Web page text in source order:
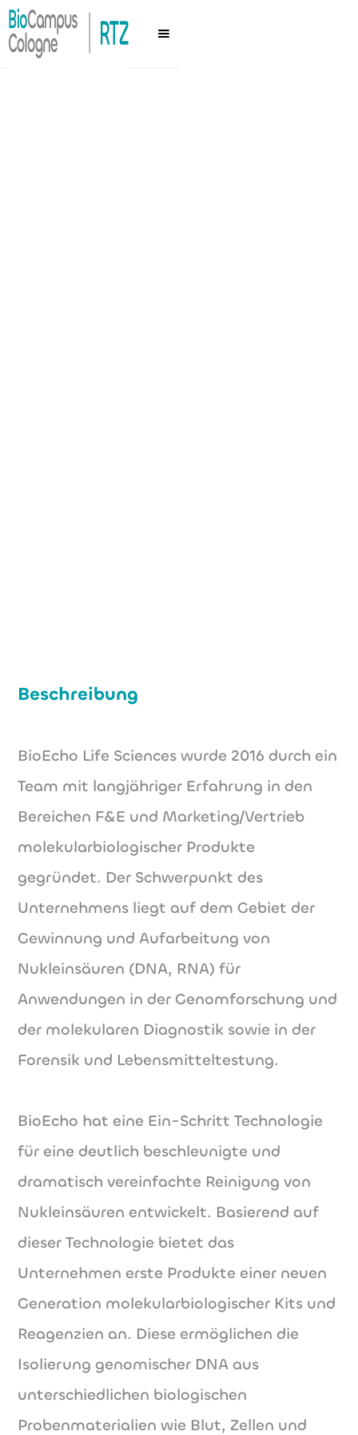
Beschreibung
BioEcho Life Sciences wurde 2016 durch ein
Team mit langjähriger Erfahrung in den
Bereichen F&E und Marketing/Vertrieb
molekularbiologischer Produkte
gegründet. Der Schwerpunkt des
Unternehmens liegt auf dem Gebiet der
Gewinnung und Aufarbeitung von
Nukleinsäuren (DNA, RNA) für
Anwendungen in der Genomforschung und
der molekularen Diagnostik sowie in der
Forensik und Lebensmitteltestung.
BioEcho hat eine Ein-Schritt Technologie
für eine deutlich beschleunigte und
dramatisch vereinfachte Reinigung von
Nukleinsäuren entwickelt. Basierend auf
dieser Technologie bietet das
Unternehmen erste Produkte einer neuen
Generation molekularbiologischer Kits und
Reagenzien an. Diese ermöglichen die
Isolierung genomischer DNA aus
unterschiedlichen biologischen
Probenmaterialien wie Blut, Zellen und